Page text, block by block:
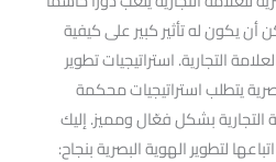
أن يكون له تأثير كبير على كيفية
التجارية. استراتيجيات تطوير
يتطلب استراتيجيات محكمة
بشكل فعّال ومميز. إليك
لتطوير الهوية البصرية بنجاح: